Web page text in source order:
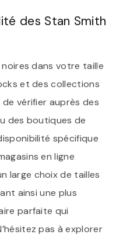
des Stan Smith
dans votre taille
et des collections
vérifier auprès des
des boutiques de
spécifique
en ligne
large choix de tailles
ainsi une plus
parfaite qui
pas à explorer